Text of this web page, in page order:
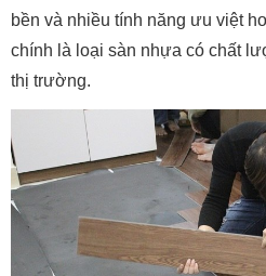
bền và nhiều tính năng ưu việt
chính là loại sàn nhựa có chất
thị trường.